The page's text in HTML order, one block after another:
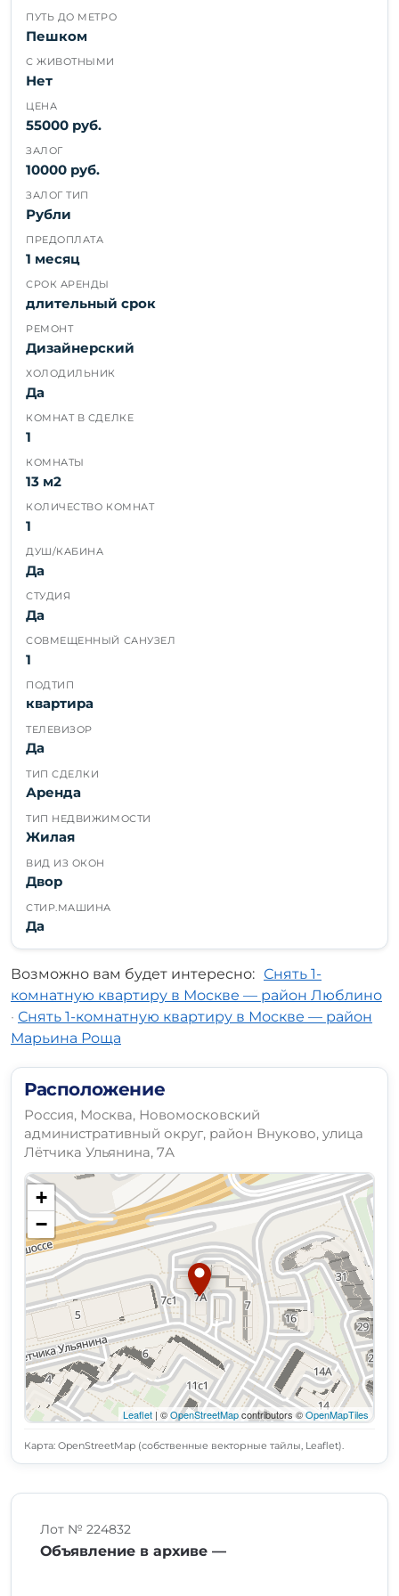
ПУТЬ ДО МЕТРО
Пешком
С ЖИВОТНЫМИ
Нет
ЦЕНА
55000 руб.
ЗАЛОГ
10000 руб.
ЗАЛОГ ТИП
Рубли
ПРЕДОПЛАТА
1 месяц
СРОК АРЕНДЫ
длительный срок
РЕМОНТ
Дизайнерский
ХОЛОДИЛЬНИК
Да
КОМНАТ В СДЕЛКЕ
1
КОМНАТЫ
13 м2
КОЛИЧЕСТВО КОМНАТ
1
ДУШ/КАБИНА
Да
СТУДИЯ
Да
СОВМЕЩЕННЫЙ САНУЗЕЛ
1
ПОДТИП
квартира
ТЕЛЕВИЗОР
Да
ТИП СДЕЛКИ
Аренда
ТИП НЕДВИЖИМОСТИ
Жилая
ВИД ИЗ ОКОН
Двор
СТИР.МАШИНА
Да
Возможно вам будет интересно: Снять 1-
комнатную квартиру в Москве — район Люблино
· Снять 1-комнатную квартиру в Москве — район
Марьина Роща
Расположение
Россия, Москва, Новомосковский
административный округ, район Внуково, улица
Лётчика Ульянина, 7А
+
−
Leaflet | ©OpenStreetMapcontributors ©OpenMapTiles
Карта: OpenStreetMap (собственные векторные тайлы, Leaflet).
Лот № 224832
Объявление в архиве —